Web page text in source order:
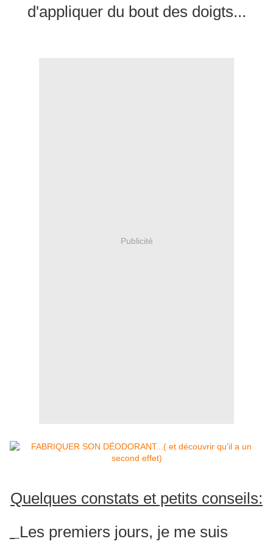
d'appliquer du bout des doigts...
Publicité
Quelques constats et petits conseils:
Les premiers jours, je me suis